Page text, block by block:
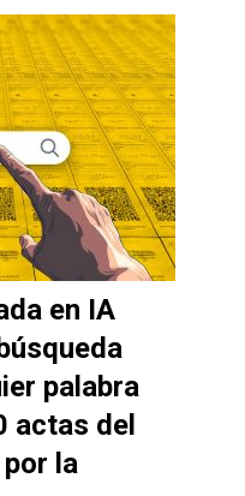
en IA
palabra
actas del
la